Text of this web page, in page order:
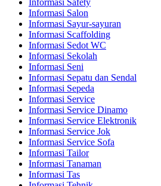
Informasi Safety
Informasi Salon
Informasi Sayur-sayuran
Informasi Scaffolding
Informasi Sedot WC
Informasi Sekolah
Informasi Seni
Informasi Sepatu dan Sendal
Informasi Sepeda
Informasi Service
Informasi Service Dinamo
Informasi Service Elektronik
Informasi Service Jok
Informasi Service Sofa
Informasi Tailor
Informasi Tanaman
Informasi Tas